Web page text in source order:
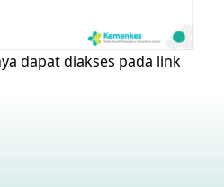
dapat diakses pada link